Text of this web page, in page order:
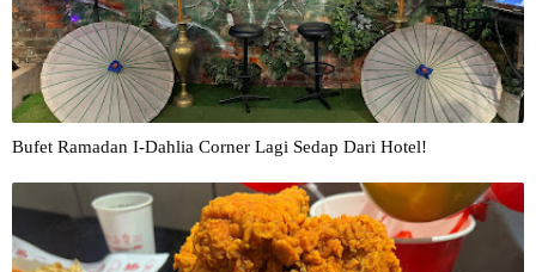
Bufet Ramadan I-Dahlia Corner Lagi Sedap Dari Hotel!